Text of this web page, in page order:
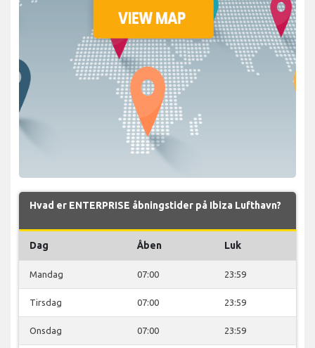
Hvad er ENTERPRISE åbningstider på Ibiza Lufthavn?
Dag Åben Luk
Mandag 07:00 23:59
Tirsdag 07:00 23:59
Onsdag 07:00 23:59